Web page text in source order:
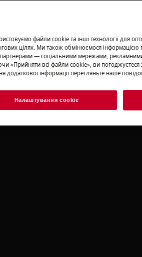
вимкніть прилад і від'єднайте
файли cookie та інші технології для
цілях. Ми також обмінюємося
— соціальними мережами, рекламними
«Прийняти всі файли сookie», ви
додаткової інформації перегляньте наше
Налаштування cookie